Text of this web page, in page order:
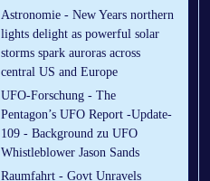
Astronomie - New Years northern
lights delight as powerful solar
storms spark auroras across
central US and Europe
UFO-Forschung - The
Pentagon’s UFO Report -Update-
109 - Background zu UFO
Whistleblower Jason Sands
Raumfahrt - Govt Unravels